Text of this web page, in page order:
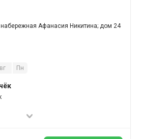
Афанасия Никитина; дом 24
Пн